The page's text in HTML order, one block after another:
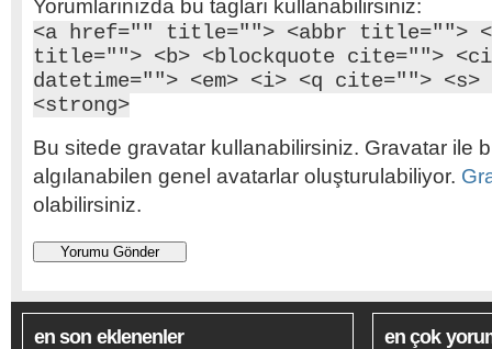
Yorumlarınızda bu tagları kullanabilirsiniz:
<a href="" title=""> <abbr title="">
title=""> <b> <blockquote cite="">
datetime=""> <em> <i> <q cite="">
<strong>
Bu sitede gravatar kullanabilirsiniz. Gravatar ile
algılanabilen genel avatarlar oluşturulabiliyor.
olabilirsiniz.
en son eklenenler en çok